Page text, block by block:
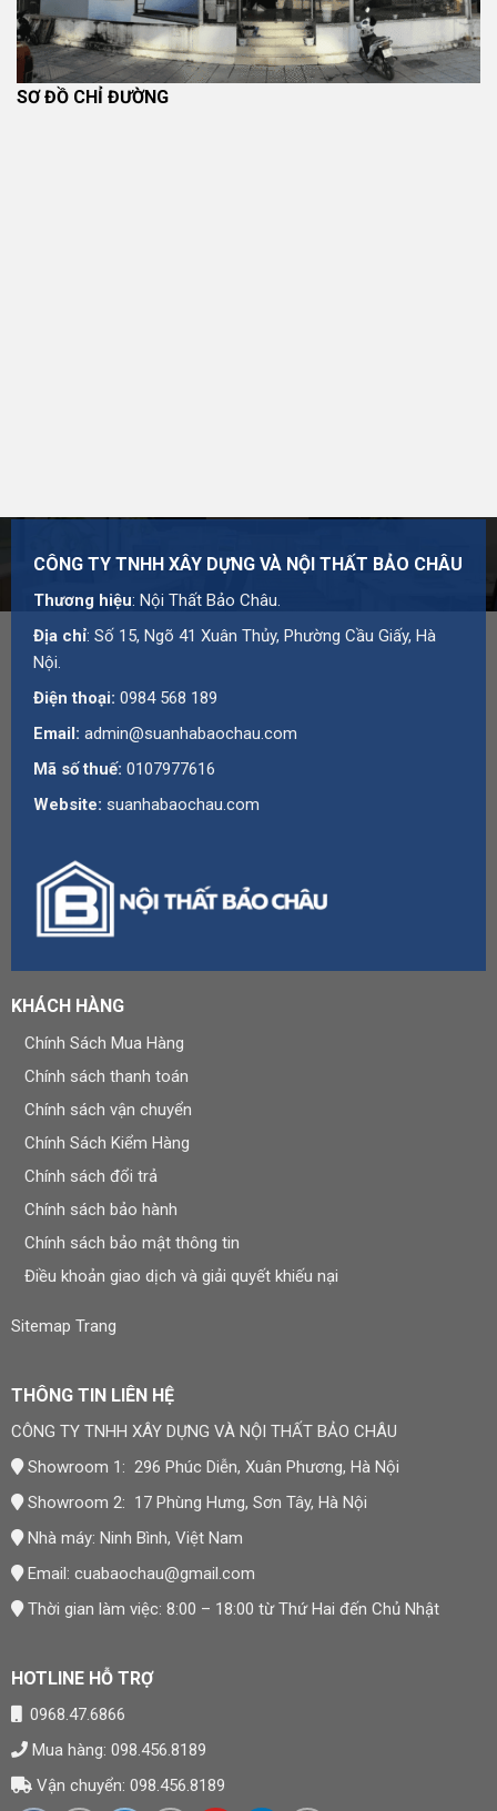
SƠ ĐỒ CHỈ ĐƯỜNG
CÔNG TY TNHH XÂY DỰNG VÀ NỘI THẤT BẢO CHÂU
Thương hiệu: Nội Thất Bảo Châu.
Địa chỉ: Số 15, Ngõ 41 Xuân Thủy, Phường Cầu Giấy, Hà
Nội.
Điện thoại: 0984 568 189
Email: admin@suanhabaochau.com
Mã số thuế: 0107977616
Website: suanhabaochau.com
KHÁCH HÀNG
Chính Sách Mua Hàng
Chính sách thanh toán
Chính sách vận chuyển
Chính Sách Kiểm Hàng
Chính sách đổi trả
Chính sách bảo hành
Chính sách bảo mật thông tin
Điều khoản giao dịch và giải quyết khiếu nại
Sitemap Trang
THÔNG TIN LIÊN HỆ
CÔNG TY TNHH XÂY DỰNG VÀ NỘI THẤT BẢO CHÂU
Showroom 1: 296 Phúc Diễn, Xuân Phương, Hà Nội
Showroom 2: 17 Phùng Hưng, Sơn Tây, Hà Nội
Nhà máy: Ninh Bình, Việt Nam
Email: cuabaochau@gmail.com
Thời gian làm việc: 8:00 – 18:00 từ Thứ Hai đến Chủ Nhật
HOTLINE HỖ TRỢ
0968.47.6866
Mua hàng: 098.456.8189
Vận chuyển: 098.456.8189